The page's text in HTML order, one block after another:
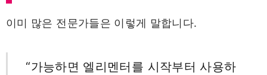
이미 많은 전문가들은 이렇게 말합니다.
“가능하면 엘리멘터를 시작부터 사용하